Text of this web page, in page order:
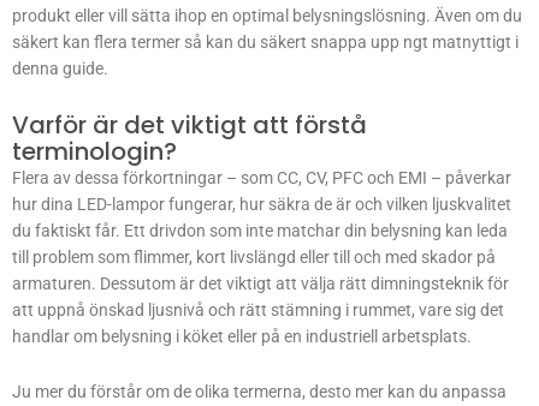
produkt eller vill sätta ihop en optimal belysningslösning. Även om du
säkert kan flera termer så kan du säkert snappa upp ngt matnyttigt i
denna guide.
Varför är det viktigt att förstå
terminologin?
Flera av dessa förkortningar – som CC, CV, PFC och EMI – påverkar
hur dina LED-lampor fungerar, hur säkra de är och vilken ljuskvalitet
du faktiskt får. Ett drivdon som inte matchar din belysning kan leda
till problem som flimmer, kort livslängd eller till och med skador på
armaturen. Dessutom är det viktigt att välja rätt dimningsteknik för
att uppnå önskad ljusnivå och rätt stämning i rummet, vare sig det
handlar om belysning i köket eller på en industriell arbetsplats.
Ju mer du förstår om de olika termerna, desto mer kan du anpassa